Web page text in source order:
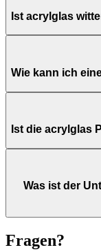
Ist acrylglas
Wie kann ich
Ist die acrylglas
Was ist der
Fragen?